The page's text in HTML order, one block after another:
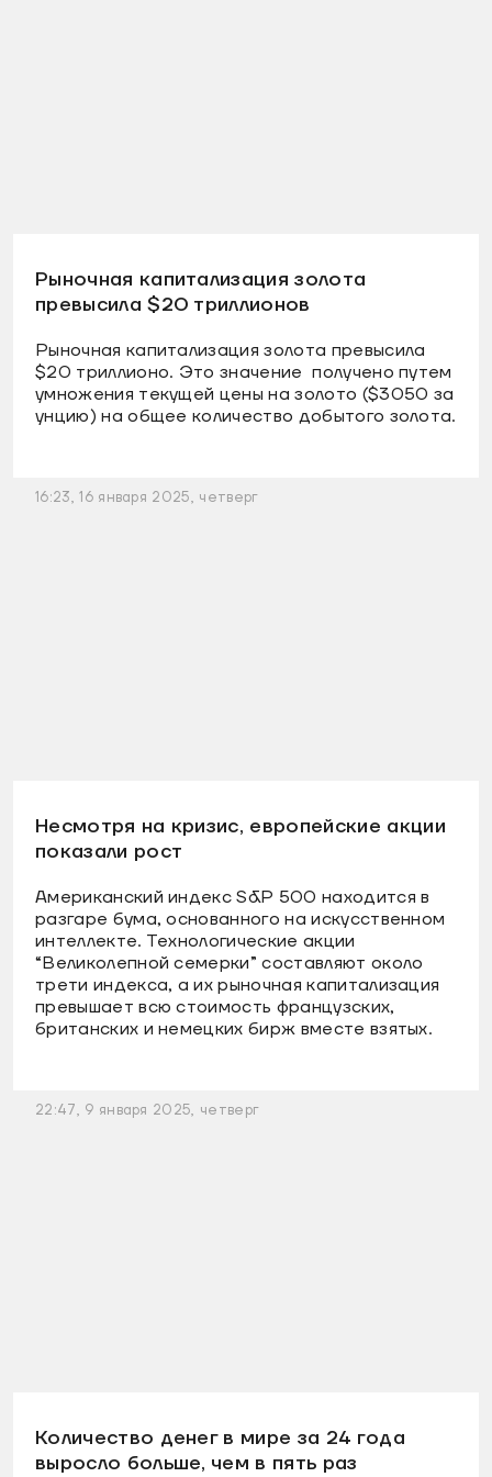
Рыночная капитализация золота
превысила $20 триллионов
Рыночная капитализация золота превысила
$20 триллионо. Это значение получено путем
умножения текущей цены на золото ($3050 за
унцию) на общее количество добытого золота.
16:23, 16 января 2025, четверг
Несмотря на кризис, европейские акции
показали рост
Американский индекс S&P 500 находится в
разгаре бума, основанного на искусственном
интеллекте. Технологические акции
“Великолепной семерки” составляют около
трети индекса, а их рыночная капитализация
превышает всю стоимость французских,
британских и немецких бирж вместе взятых.
22:47, 9 января 2025, четверг
Количество денег в мире за 24 года
выросло больше, чем в пять раз